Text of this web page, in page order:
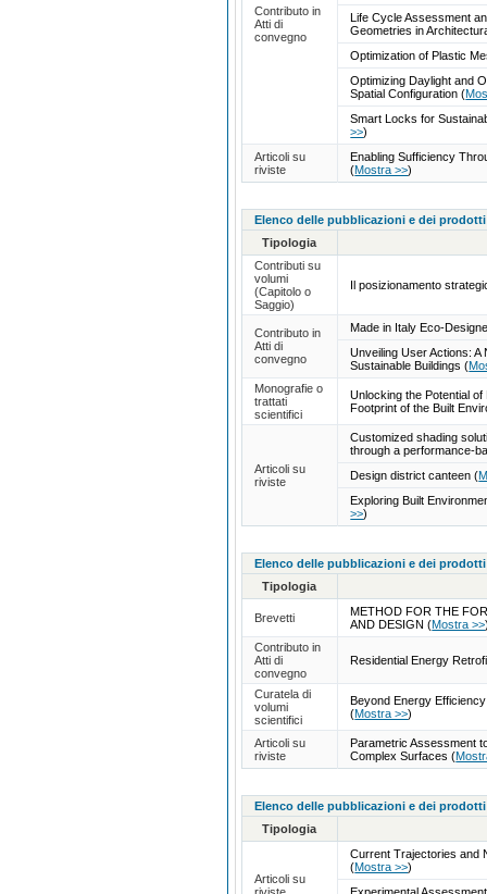
Contributo in
Atti di
convegno
Life Cycle Assessment
Geometries in
Optimization of Plastic
Optimizing Daylight and
Spatial Configuration(
Smart Locks for
>>)
Articoli su
riviste
Enabling Sufficiency
(Mostra >>)
Elenco delle pubblicazioni e dei
Tipologia
Contributi su
volumi
(Capitolo o
Saggio)
Il posizionamento
Contributo in
Atti di
convegno
Made in Italy Eco-
Unveiling User Actions:
Sustainable Buildings(
Monografie o
trattati
scientifici
Unlocking the Potential
Footprint of the Built
Articoli su
riviste
Customized shading
through a performance-
Design district canteen(
Exploring Built
>>)
Elenco delle pubblicazioni e dei
Tipologia
Brevetti
METHOD FOR THE
AND DESIGN(Mostra >>
Contributo in
Atti di
convegno
Residential Energy
Curatela di
volumi
scientifici
Beyond Energy
(Mostra >>)
Articoli su
riviste
Parametric Assessment
Complex Surfaces(
Elenco delle pubblicazioni e dei
Tipologia
Articoli su
Current Trajectories and
(Mostra >>)